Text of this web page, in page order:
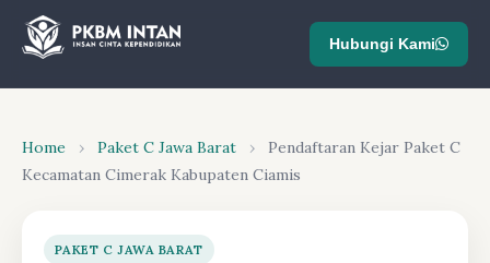
Hubungi Kami
Home › Paket C Jawa Barat ›
Pendaftaran Kejar Paket C
Kecamatan Cimerak Kabupaten Ciamis
PAKET C JAWA BARAT